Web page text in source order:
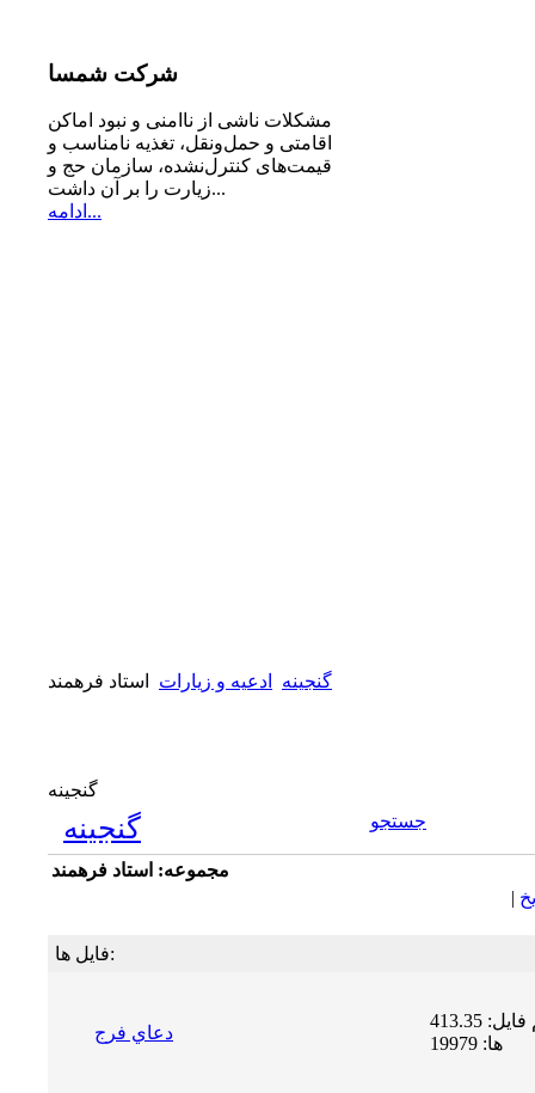
شرکت شمسا
مشكلات ناشی از ناامنی و نبود اماكن
اقامتی و حمل‌ونقل، تغذیه‌ نامناسب و
قیمت‌های كنترل‌نشده، سازمان حج و
زیارت را بر آن داشت...
ادامه...
گنجینه ادعیه و زیارات استاد فرهمند
گنجینه
گنجینه جستجو
مجموعه: استاد فرهمند
|
فایل ها:
دعاي فرج
حجم فایل: 413.35 KB | دریافت
ها: 19979